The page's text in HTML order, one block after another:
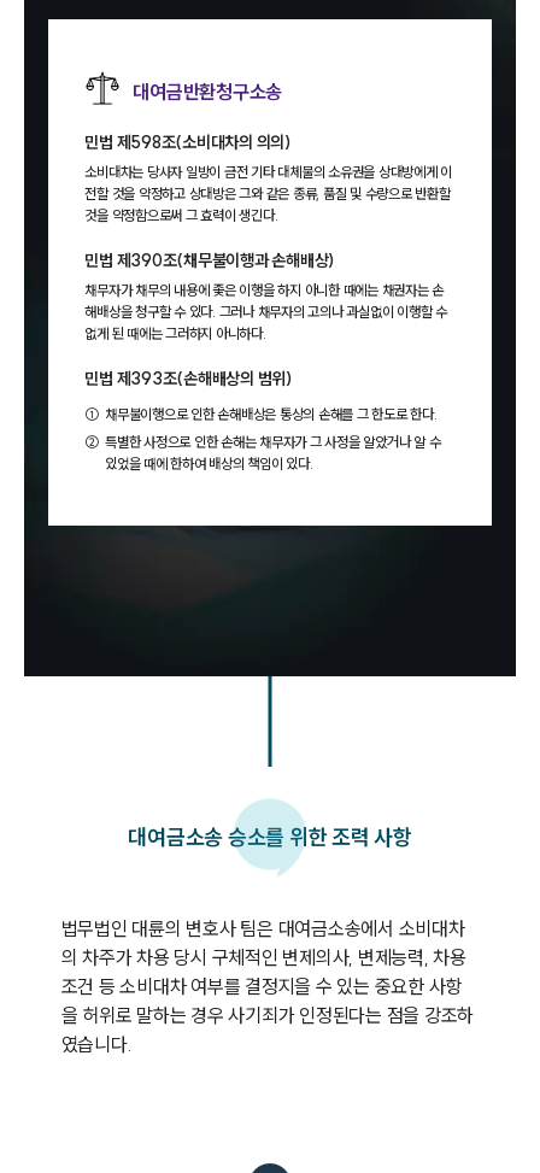
대여금반환청구소송
민법 제598조(소비대차의 의의)
소비대차는 당사자 일방이 금전 기타 대체물의 소유권을 상대방에게 이
전할 것을 약정하고 상대방은 그와 같은 종류, 품질 및 수량으로 반환할
것을 약정함으로써 그 효력이 생긴다.
민법 제390조(채무불이행과 손해배상)
채무자가 채무의 내용에 좇은 이행을 하지 아니한 때에는 채권자는 손
해배상을 청구할 수 있다. 그러나 채무자의 고의나 과실없이 이행할 수
없게 된 때에는 그러하지 아니하다.
민법 제393조(손해배상의 범위)
① 채무불이행으로 인한 손해배상은 통상의 손해를 그 한도로 한다.
② 특별한 사정으로 인한 손해는 채무자가 그 사정을 알았거나 알 수
있었을 때에 한하여 배상의 책임이 있다.
대여금소송 승소를 위한 조력 사항
법무법인 대륜의 변호사 팀은 대여금소송에서 소비대차
의 차주가 차용 당시 구체적인 변제의사, 변제능력, 차용
조건 등 소비대차 여부를 결정지을 수 있는 중요한 사항
을 허위로 말하는 경우 사기죄가 인정된다는 점을 강조하
였습니다.